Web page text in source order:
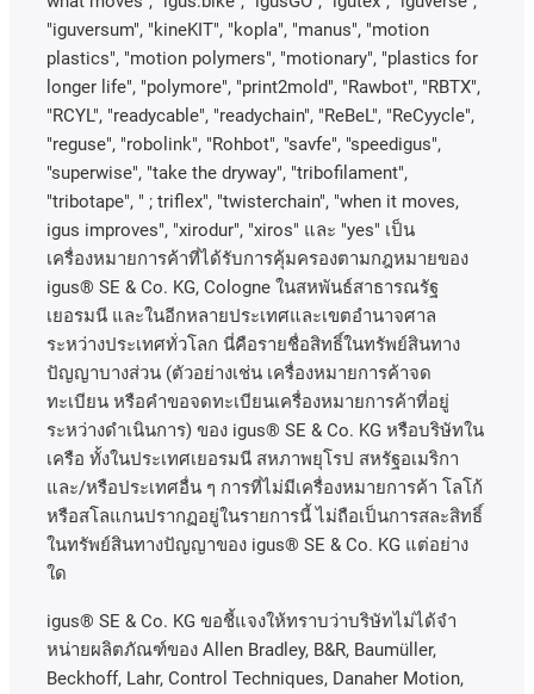
"iguversum", "kineKIT", "kopla", "manus", "motion
plastics", "motion polymers", "motionary", "plastics for
longer life", "polymore", "print2mold", "Rawbot", "RBTX",
"RCYL", "readycable", "readychain", "ReBeL", "ReCyycle",
"reguse", "robolink", "Rohbot", "savfe", "speedigus",
"superwise", "take the dryway", "tribofilament",
"tribotape", " ; triflex", "twisterchain", "when it moves,
igus improves", "xirodur", "xiros" และ "yes" เป็น
เครื่องหมายการค้าที่ได้รับการคุ้มครองตามกฎหมายของ
igus® SE & Co. KG, Cologne ในสหพันธ์สาธารณรัฐ
เยอรมนี และในอีกหลายประเทศและเขตอํานาจศาล
ระหว่างประเทศทั่วโลก นี่คือรายชื่อสิทธิ์ในทรัพย์สินทาง
ปัญญาบางส่วน (ตัวอย่างเช่น เครื่องหมายการค้าจด
ทะเบียน หรือคำขอจดทะเบียนเครื่องหมายการค้าที่อยู่
ระหว่างดำเนินการ) ของ igus® SE & Co. KG หรือบริษัทใน
เครือ ทั้งในประเทศเยอรมนี สหภาพยุโรป สหรัฐอเมริกา
และ/หรือประเทศอื่น ๆ การที่ไม่มีเครื่องหมายการค้า โลโก้
หรือสโลแกนปรากฏอยู่ในรายการนี้ ไม่ถือเป็นการสละสิทธิ์
ในทรัพย์สินทางปัญญาของ igus® SE & Co. KG แต่อย่าง
ใด
igus® SE & Co. KG ขอชี้แจงให้ทราบว่าบริษัทไม่ได้จํา
หน่ายผลิตภัณฑ์ของ Allen Bradley, B&R, Baumüller,
Beckhoff, Lahr, Control Techniques, Danaher Motion,